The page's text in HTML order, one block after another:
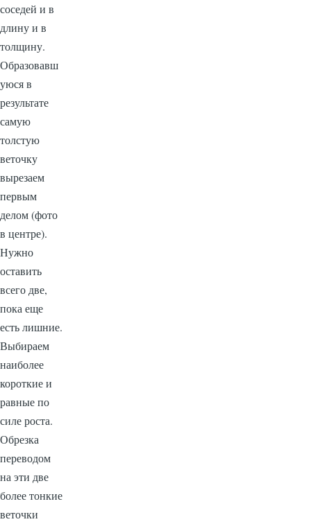
соседей и в
длину и в
толщину.
Образовавш
уюся в
результате
самую
толстую
веточку
вырезаем
первым
делом (фото
в центре).
Нужно
оставить
всего две,
пока еще
есть лишние.
Выбираем
наиболее
короткие и
равные по
силе роста.
Обрезка
переводом
на эти две
более тонкие
веточки